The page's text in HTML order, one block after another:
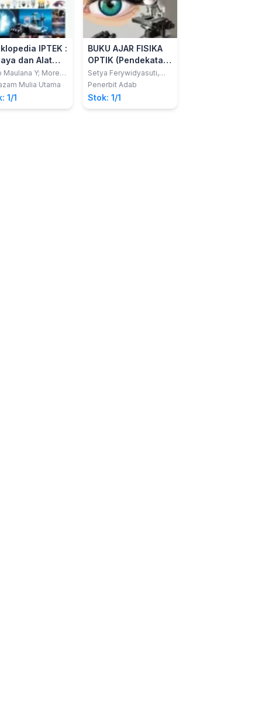
IPTEK :
dan Alat
Maulana Y; Morena
Mulia Utama
1/1
BUKU AJAR FISIKA
OPTIK (Pendekatan
Problem Based
Learning Berbasis
Soft-Skills)
Setya Ferywidyasuti,
M.Pd.
Penerbit Adab
Stok: 1/1